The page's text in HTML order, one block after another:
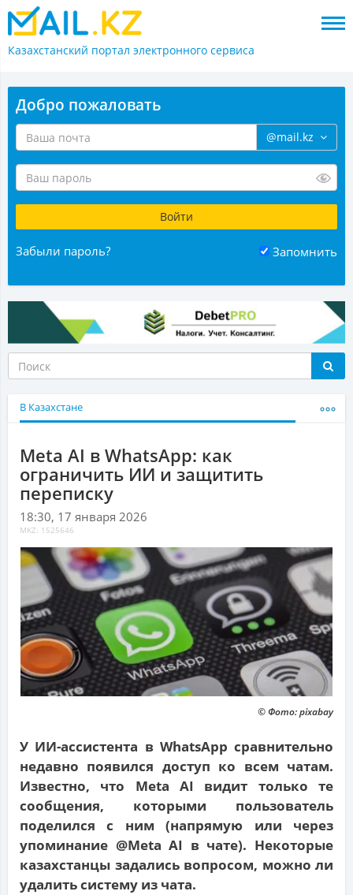
Казахстанский портал электронного сервиса
Добро пожаловать
@mail.kz
Забыли пароль? Запомнить
В Казахстане
Meta AI в WhatsApp: как
ограничить ИИ и защитить
переписку
18:30, 17 января 2026
MKZ: 1525646
© Фото: pixabay
У ИИ-ассистента в WhatsApp сравнительно
недавно появился доступ ко всем чатам.
Известно, что Meta AI видит только те
сообщения, которыми пользователь
поделился с ним (напрямую или через
упоминание @Meta AI в чате). Некоторые
казахстанцы задались вопросом, можно ли
удалить систему из чата.